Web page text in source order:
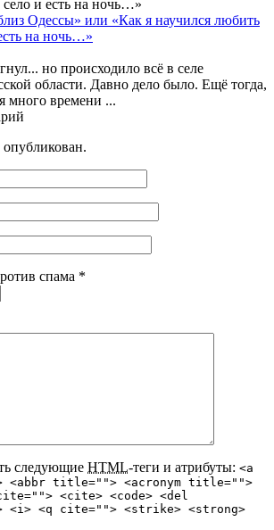
Одессы» или «Как я научился любить
на ночь…»
но происходило всё в селе
области. Давно дело было. Ещё тогда,
много времени ...
спама *
следующие HTML-теги и атрибуты: <a
title=""> <acronym title="">
<cite> <code> <del
<i> <q cite=""> <strike> <strong>